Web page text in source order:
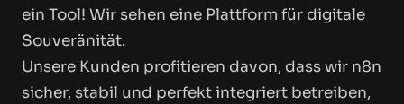
ein Tool! Wir sehen eine Plattform für digitale
Souveränität.
Unsere Kunden profitieren davon, dass wir n8n
sicher, stabil und perfekt integriert betreiben,